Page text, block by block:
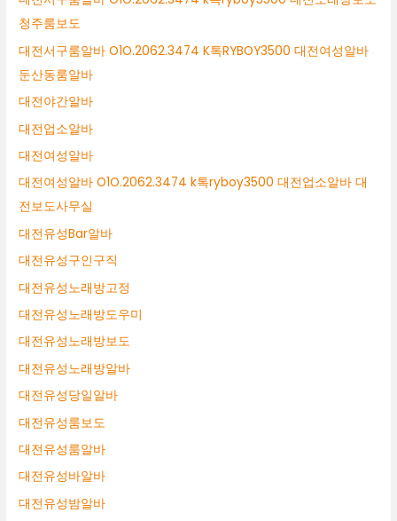
청주룸보도
대전서구룸알바 O1O.2062.3474 K톡RYBOY3500 대전여성알바
둔산동룸알바
대전야간알바
대전업소알바
대전여성알바
대전여성알바 O1O.2062.3474 k톡ryboy3500 대전업소알바 대
전보도사무실
대전유성Bar알바
대전유성구인구직
대전유성노래방고정
대전유성노래방도우미
대전유성노래방보도
대전유성노래방알바
대전유성당일알바
대전유성룸보도
대전유성룸알바
대전유성바알바
대전유성밤알바